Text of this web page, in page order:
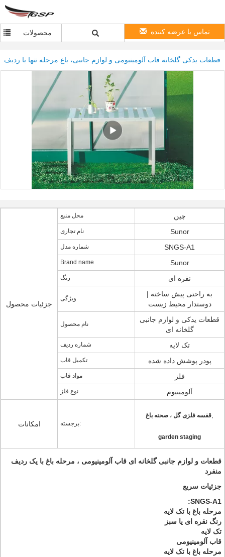
محصولات تماس با عرضه کننده
قطعات یدکی گلخانه قاب آلومینیومی و لوازم جانبی، باغ مرحله تنها با ردیف
جزئیات محصول
محل منبع چین
نام تجاری Sunor
شماره مدل SNGS-A1
Brand name Sunor
رنگ نقره ای
ویژگی
به راحتی پیش ساخته |
دوستدار محیط زیست
نام محصول
قطعات یدکی و لوازم جانبی
گلخانه ای
شماره ردیف تک لایه
تکمیل قاب پودر پوشش داده شده
مواد قاب فلز
نوع فلز آلومینیوم
امکانات برجسته:
قفسه فلزی گل ، صحنه باغ
garden staging
قطعات و لوازم جانبی گلخانه ای قاب آلومینیومی ، مرحله باغ با یک ردیف
منفرد
جزئیات سریع
SNGS-A1:
مرحله باغ با تک لایه
رنگ نقره ای یا سبز
تک لایه
قاب آلومینیومی
مرحله باغ با تک لایه